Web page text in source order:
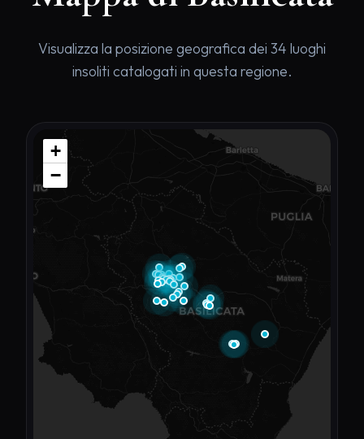
Visualizza la posizione geografica dei 34 luoghi
insoliti catalogati in questa regione.
+
−